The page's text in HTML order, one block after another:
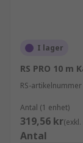
I lager
RS PRO 10 m
RS-artikelnummer
Antal (1 enhet)
319,56 kr
Antal